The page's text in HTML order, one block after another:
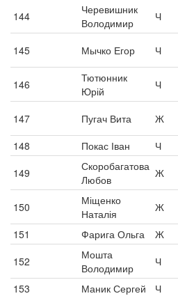
144
Черевишник
Володимир
Ч
145 Мычко Егор Ч
146
Тютюнник
Юрій
Ч
147 Пугач Вита Ж
148
Покас Іван Ч
149
Скоробагатова
Любов
Ж
150
Міщенко
Наталія
Ж
151
Фарига Ольга Ж
152
Мошта
Володимир
Ч
153
Маник Сергей Ч